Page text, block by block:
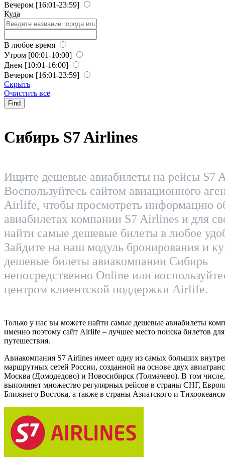
Вечером [16:01-23:59]
Куда
В любое время
Утром [00:01-10:00]
Днем [10:01-16:00]
Вечером [16:01-23:59]
Скрыть
Очистить все
Find
Сибирь S7 Airlines
Ищите дешевые авиабилеты на рейсы S7
Воспользуйтесь сайтом авиационного
Airlife, чтобы просмотреть информацию
авиабилетах компании S7 Airlines и для
найти самые дешевые билеты в любое
Зайдите на наш модуль бронирования и
дешевые билеты авиакомпании Сибирь
непосредственно Online или
центром клиентской поддержки Airlife.
Только у нас вы можете найти самые дешевые авиабилеты
именно поэтому сайт Airlife – лучшее место поиска билетов
путешествия.
Авиакомпания S7 Airlines имеет одну из самых больших
маршрутных сетей России, созданной на основе двух
Москва (Домодедово) и Новосибирск (Толмачево). В том
выполняет множество регулярных рейсов в страны СНГ,
Ближнего Востока, а также в страны Азиатского и